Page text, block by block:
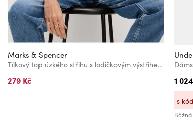
Marks & Spencer
Tílkový top úzkého střihu s lodičkovým výstřihem s vysokým podílem bavlny Marks & Spencer černá
279 Kč 1
s